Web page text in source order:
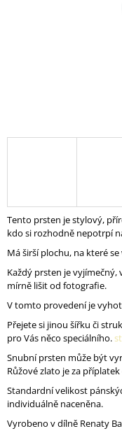
Tento prsten je stylový,
kdo si rozhodně nepotrpí
Má širší plochu, na které
Každý prsten je
mírně lišit od fotografie.
V tomto provedení je
Přejete si jinou šířku či
pro Vás něco speciálního.
Snubní prsten může být
Růžové zlato je za
Standardní velikost
individuálně naceněna.
Vyrobeno v dílně Renaty
D
O
P
O
R
U
Č
U
J
E
M
E
ORGANICKÝ
PRSTEN
MARAU